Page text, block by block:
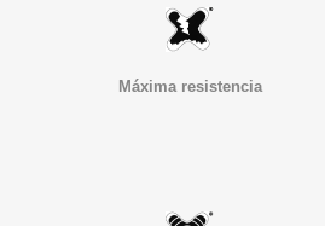
Máxima resistencia